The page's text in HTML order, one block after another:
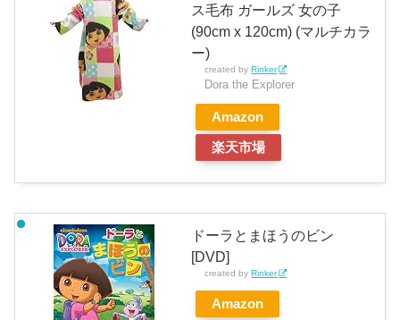
ス毛布 ガールズ 女の子
(90cm x 120cm) (マルチカラ
ー)
created byRinker
Dora the Explorer
Amazon
楽天市場
ドーラとまほうのビン
[DVD]
created byRinker
Amazon